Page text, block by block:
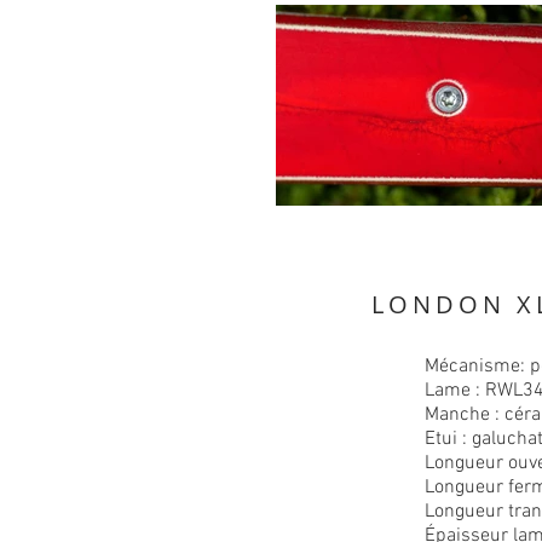
LONDON
Mécanisme:
Lame :
Manche :
Etui : galuchat
Longueur
Longueur
Longueur
Épaisseur